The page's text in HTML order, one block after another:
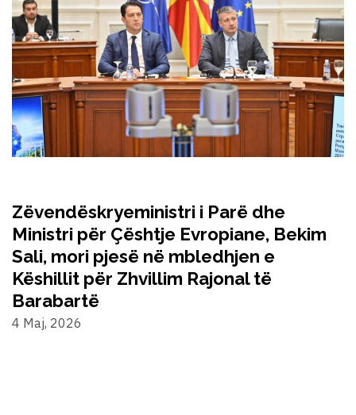
Zëvendëskryeministri i Parë dhe
Ministri për Çështje Evropiane, Bekim
Sali, mori pjesë në mbledhjen e
Këshillit për Zhvillim Rajonal të
Barabartë
4 Maj, 2026